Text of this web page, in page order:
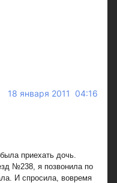
18 января 2011 04:16
приехать дочь.
№238, я позвонила по
И спросила, вовремя